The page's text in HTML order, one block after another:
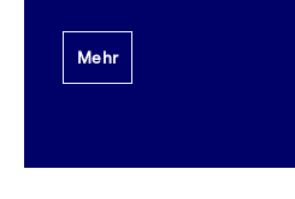
Mehr